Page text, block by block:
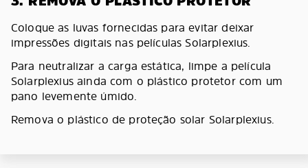
Coloque as luvas fornecidas para evitar deixar
impressões digitais nas películas Solarplexius.
Para neutralizar a carga estática, limpe a película
Solarplexius ainda com o plástico protetor com um
pano levemente úmido.
Remova o plástico de proteção solar Solarplexius.